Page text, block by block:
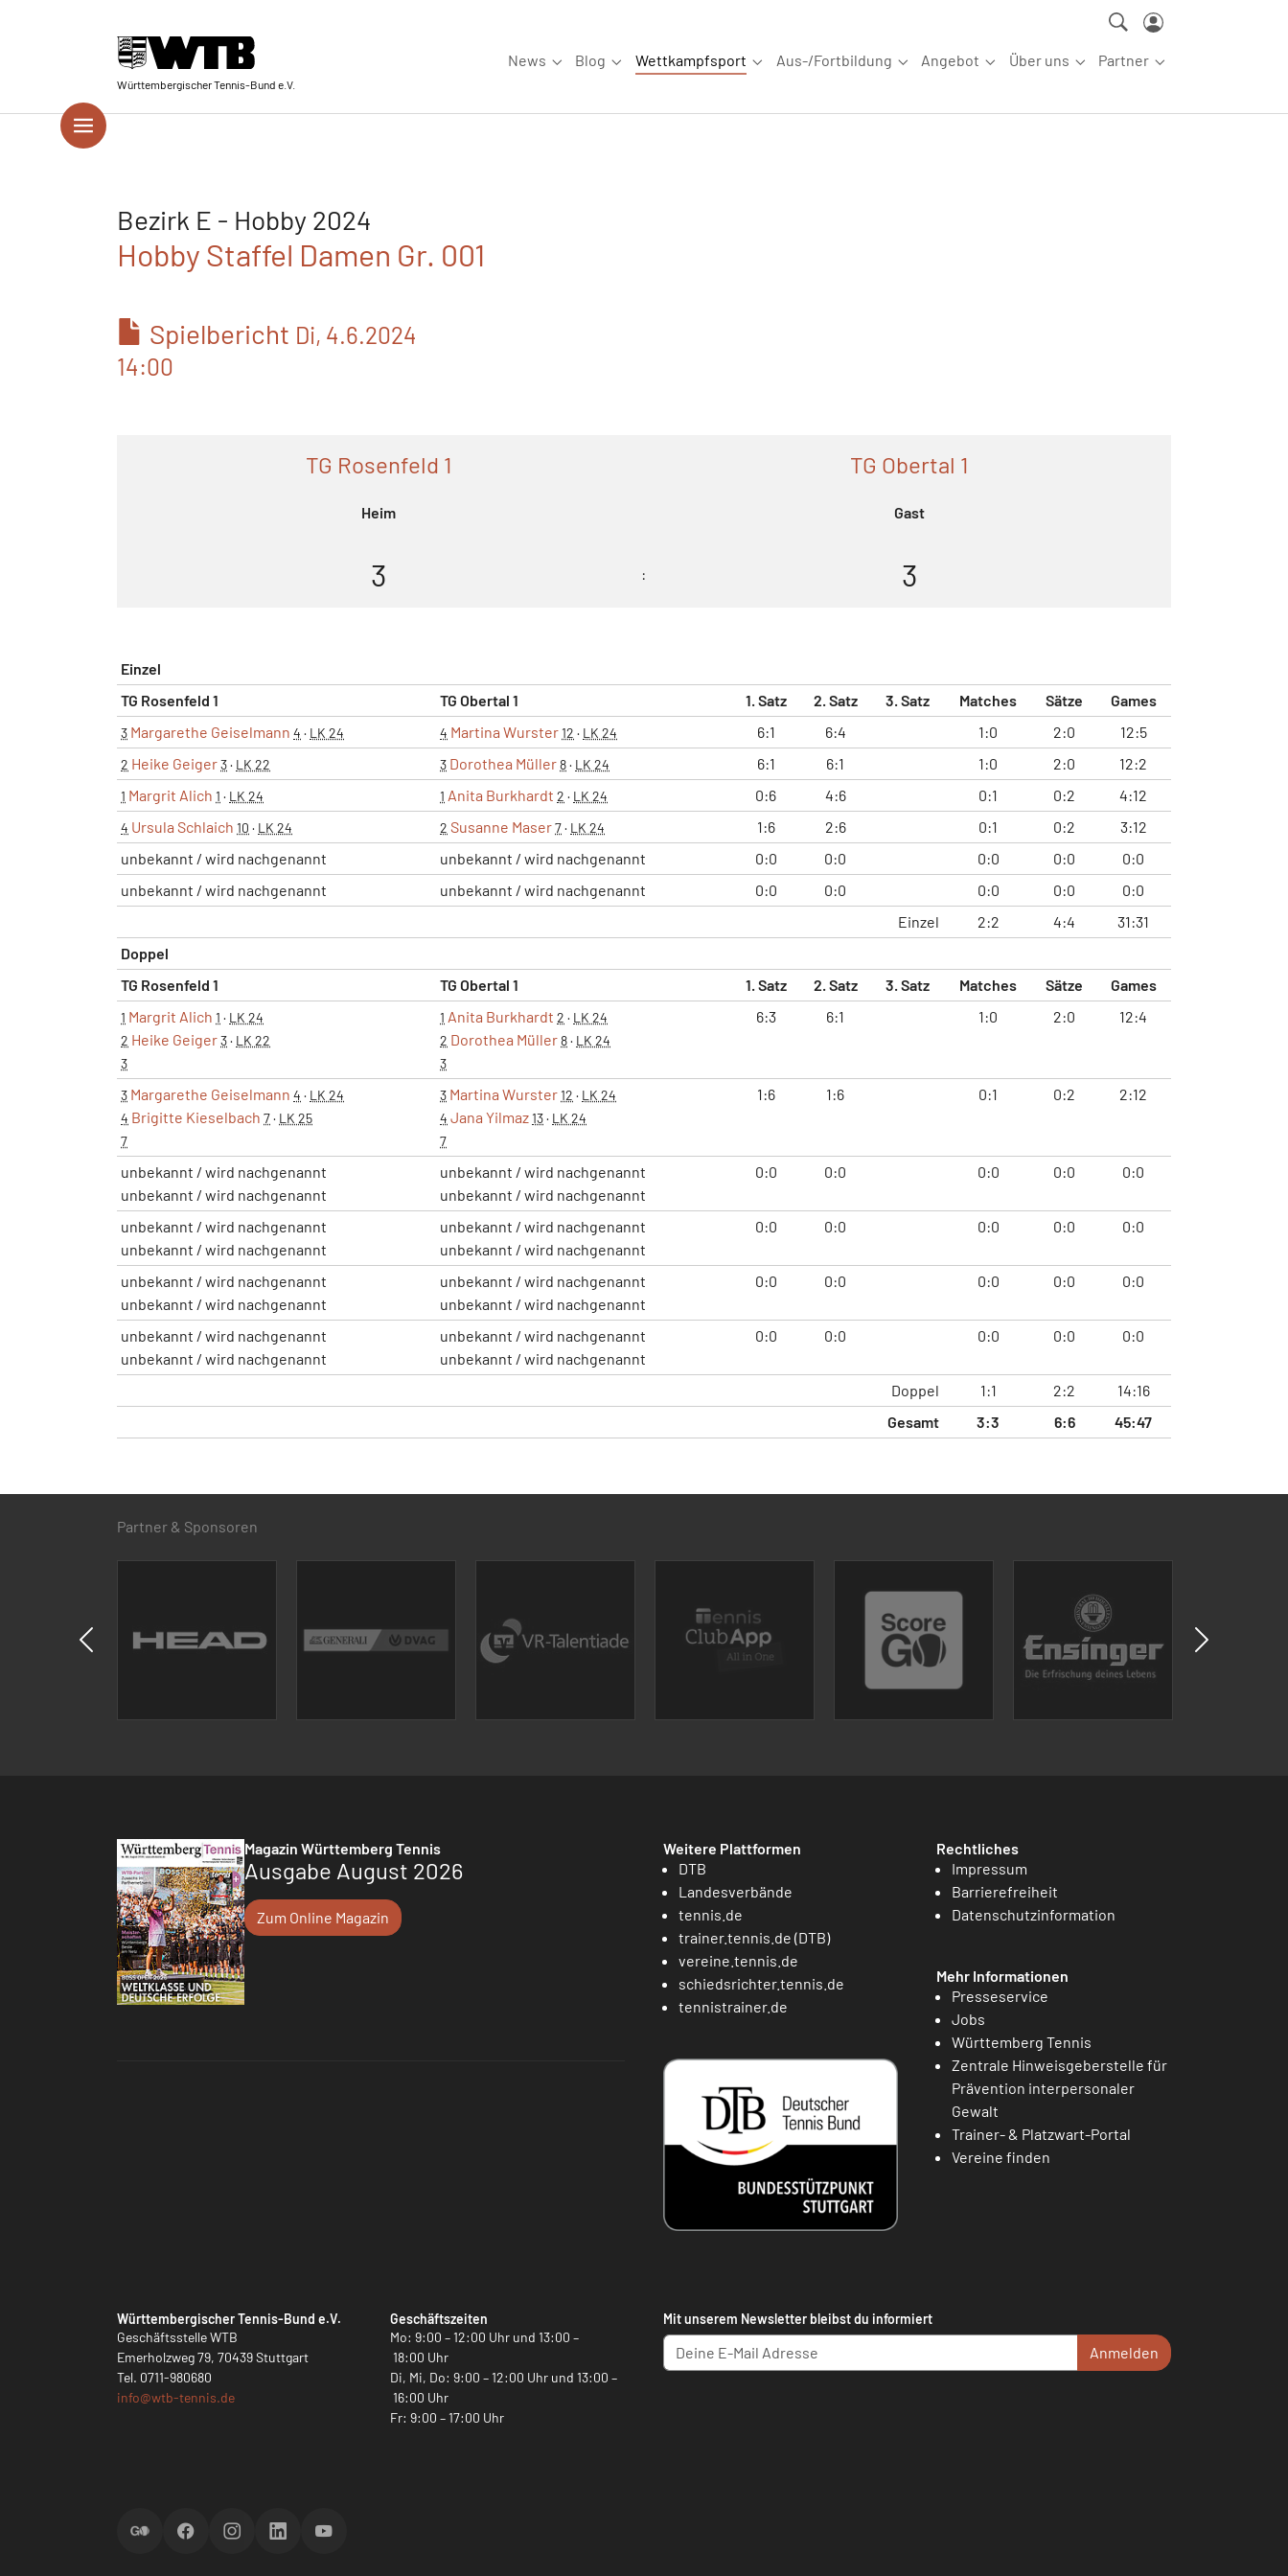
Württembergischer Tennis-Bund e.V.
News
Submenu for "News"
Blog
Submenu for "Blog"
Wettkampfsport
Submenu for "Wettkampfsport"
Aus-/Fortbildung
Submenu for "Aus-/Fortbildung"
Angebot
Submenu for "Angebot"
Über uns
Submenu for "Über uns"
Partner
Submenu for
Bezirk E - Hobby 2024
Hobby Staffel Damen Gr. 001
Spielbericht Di, 4.6.2024
14:00
TG Rosenfeld 1
Heim
TG Obertal 1
Gast
3 : 3
Einzel
TG Rosenfeld 1
TG Obertal 1 1. Satz 2. Satz 3. Satz Matches Sätze Games
3 Margarethe Geiselmann 4 · LK 24 4 Martina Wurster12 · LK 24 6:1 6:4 1:0 2:0 12:5
2 Heike Geiger3· LK 22 3 Dorothea Müller8· LK 24 6:1 6:1 1:0 2:0 12:2
1 Margrit Alich 1 · LK 24 1 Anita Burkhardt 2 · LK 24 0:6 4:6 0:1 0:2 4:12
4 Ursula Schlaich 10 · LK 24 2 Susanne Maser7· LK 24 1:6 2:6 0:1 0:2
3:12
unbekannt / wird nachgenannt
unbekannt / wird nachgenannt 0:0 0:0 0:0 0:0
0:0
unbekannt / wird nachgenannt
unbekannt / wird nachgenannt 0:0 0:0 0:0 0:0
0:0
Einzel
2:2 4:4
31:31
Doppel
TG Rosenfeld 1
TG Obertal 1 1. Satz 2. Satz 3. Satz Matches Sätze Games
1 Margrit Alich 1 · LK 24
2 Heike Geiger3· LK 22
3
1 Anita Burkhardt 2 · LK 24
2 Dorothea Müller8· LK 24
3
6:3 6:1 1:0 2:0 12:4
3 Margarethe Geiselmann 4 · LK 24
4 Brigitte Kieselbach 7· LK 25
7
3 Martina Wurster12 · LK 24
4 Jana Yilmaz13· LK 24
7
1:6 1:6 0:1 0:2 2:12
unbekannt / wird nachgenannt
unbekannt / wird nachgenannt
unbekannt / wird nachgenannt
unbekannt / wird nachgenannt
0:0 0:0 0:0 0:0 0:0
unbekannt / wird nachgenannt
unbekannt / wird nachgenannt
unbekannt / wird nachgenannt
unbekannt / wird nachgenannt
0:0 0:0 0:0 0:0 0:0
unbekannt / wird nachgenannt
unbekannt / wird nachgenannt
unbekannt / wird nachgenannt
unbekannt / wird nachgenannt
0:0 0:0 0:0 0:0 0:0
unbekannt / wird nachgenannt
unbekannt / wird nachgenannt
unbekannt / wird nachgenannt
unbekannt / wird nachgenannt
0:0 0:0 0:0 0:0 0:0
Doppel 1:1 2:2
14:16
Gesamt
3:3 6:6 45:47
Partner & Sponsoren
Magazin Württemberg Tennis
Ausgabe August 2026
Zum Online Magazin
Weitere Plattformen
DTB
Landesverbände
tennis.de
trainer.tennis.de (DTB)
vereine.tennis.de
schiedsrichter.tennis.de
tennistrainer.de
Rechtliches
Impressum
Barrierefreiheit
Datenschutzinformation
Mehr Informationen
Presseservice
Jobs
Württemberg Tennis
Zentrale Hinweisgeberstelle für
Prävention interpersonaler
Gewalt
Trainer- & Platzwart-Portal
Vereine finden
Württembergischer Tennis-Bund e.V.
Geschäftsstelle WTB
Emerholzweg 79, 70439 Stuttgart
Tel. 0711-980680
info@wtb-tennis.de
Geschäftszeiten
Mo: 9:00 – 12:00 Uhr und 13:00 –
18:00 Uhr
Di, Mi, Do: 9:00 – 12:00 Uhr und 13:00 –
16:00 Uhr
Fr: 9:00 – 17:00 Uhr
Mit unserem Newsletter bleibst du informiert
Anmelden
ScoreGOFacebookInstagramLinkedInYouTube